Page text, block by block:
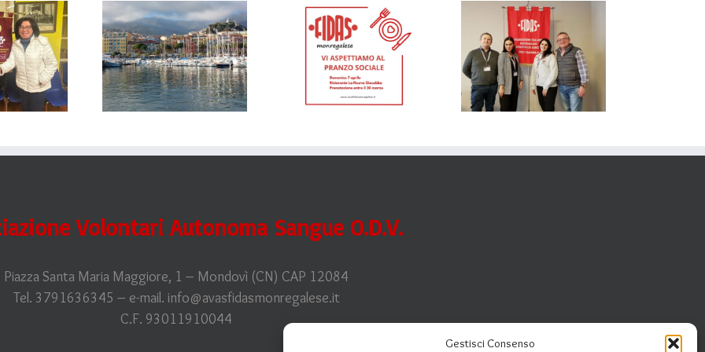
Gestisci Consenso
GITA A
– 19
2024
FESTA DEL
DONATORE E
DELLE
DONATRICI
Mondovì al
FIDASLab
Volontari Autonoma Sangue O.D.V.
Piazza Santa Maria Maggiore, 1 – Mondovì (CN) CAP 12084
Tel. 3791636345 – e-mail. info@avasfidasmonregalese.it
C.F. 93011910044